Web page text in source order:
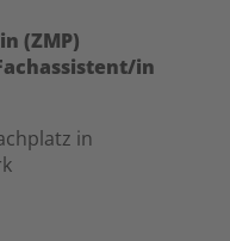
(ZMP)
in
in